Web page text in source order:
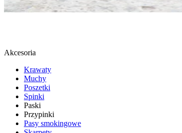
Akcesoria
Krawaty
Muchy
Poszetki
Spinki
Paski
Przypinki
Pasy smokingowe